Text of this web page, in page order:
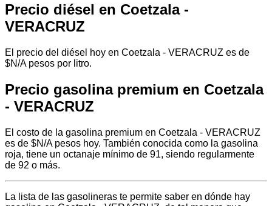
Precio diésel en Coetzala -
VERACRUZ
El precio del diésel hoy en Coetzala - VERACRUZ es de
$N/A pesos por litro.
Precio gasolina premium en Coetzala
- VERACRUZ
El costo de la gasolina premium en Coetzala - VERACRUZ
es de $N/A pesos hoy. También conocida como la gasolina
roja, tiene un octanaje mínimo de 91, siendo regularmente
de 92 o más.
La lista de las gasolineras te permite saber en dónde hay